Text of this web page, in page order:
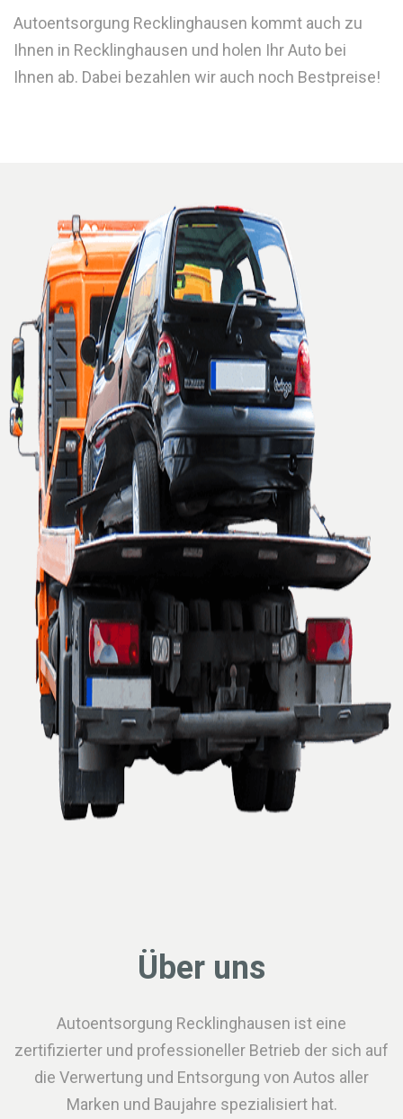
Autoentsorgung Recklinghausen kommt auch zu
Ihnen in Recklinghausen und holen Ihr Auto bei
Ihnen ab. Dabei bezahlen wir auch noch Bestpreise!
Über uns
Autoentsorgung Recklinghausen ist eine
zertifizierter und professioneller Betrieb der sich auf
die Verwertung und Entsorgung von Autos aller
Marken und Baujahre spezialisiert hat.